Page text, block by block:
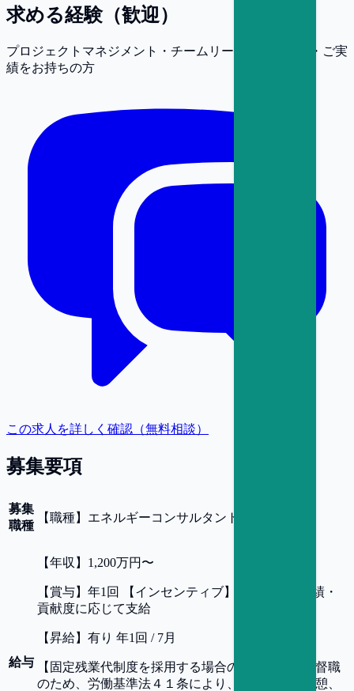
求める経験（歓迎）
プロジェクトマネジメント・チームリーダーのご経験・ご実
績をお持ちの方
この求人を詳しく確認（無料相談）
募集要項
募集
職種
【職種】 エネルギーコンサルタント
給与
【年収 】 1,200万円〜
【 賞与】 年1回 【インセンティブ】年１回 ※業績・
貢献度に応じて支給
【昇給】 有り 年1回 / 7月
【 固定残業代制度を採用する場合の詳細
管理監督職
のため、労働基準法４１条により、労働時間、休憩、